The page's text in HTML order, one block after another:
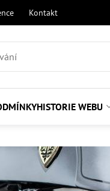
Kontakt
HISTORIE WEBU